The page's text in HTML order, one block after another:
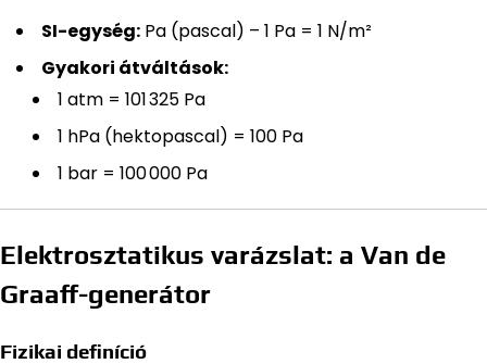
SI-egység: Pa (pascal) – 1 Pa = 1 N/m²
Gyakori átváltások:
1 atm = 101 325 Pa
1 hPa (hektopascal) = 100 Pa
1 bar = 100 000 Pa
Elektrosztatikus varázslat: a Van de
Graaff-generátor
Fizikai definíció